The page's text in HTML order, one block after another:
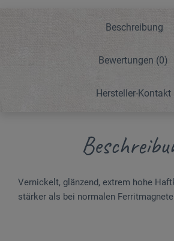
Beschreibung
Bewertungen (0)
Hersteller-Kontakt
Vernickelt, glänzend, extrem hohe
stärker als bei normalen